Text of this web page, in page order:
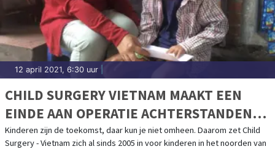
12 april 2021, 6:30 uur
CHILD SURGERY VIETNAM MAAKT EEN
EINDE AAN OPERATIE ACHTERSTANDEN
BIJ KINDEREN
Kinderen zijn de toekomst, daar kun je niet omheen. Daarom zet Child
Surgery - Vietnam zich al sinds 2005 in voor kinderen in het noorden van